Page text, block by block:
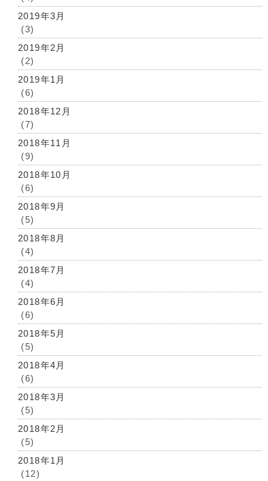
2019年3月
(3)
2019年2月
(2)
2019年1月
(6)
2018年12月
(7)
2018年11月
(9)
2018年10月
(6)
2018年9月
(5)
2018年8月
(4)
2018年7月
(4)
2018年6月
(6)
2018年5月
(5)
2018年4月
(6)
2018年3月
(5)
2018年2月
(5)
2018年1月
(12)